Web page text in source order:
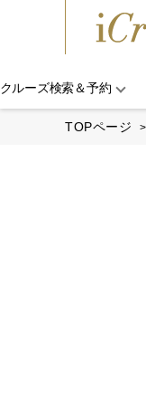
クルーズ検索＆予約
TOPページ